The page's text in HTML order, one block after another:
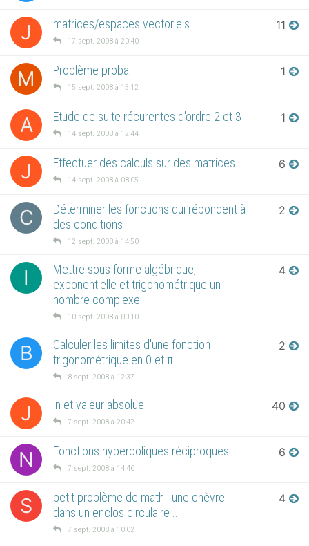
J matrices/espaces vectoriels
17 sept. 2008 à 20:40
11
M Problème proba
15 sept. 2008 à 15:12
1
A Etude de suite récurentes d'ordre 2 et 3
14 sept. 2008 à 12:44
1
J Effectuer des calculs sur des matrices
14 sept. 2008 à 08:05
6
C
Déterminer les fonctions qui répondent à
des conditions
12 sept. 2008 à 14:50
2
I
Mettre sous forme algébrique,
exponentielle et trigonométrique un
nombre complexe
10 sept. 2008 à 00:10
4
B
Calculer les limites d'une fonction
trigonométrique en 0 et π
8 sept. 2008 à 12:37
2
J ln et valeur absolue
7 sept. 2008 à 20:42
40
N Fonctions hyperboliques réciproques
7 sept. 2008 à 14:46
6
S
petit problème de math : une chèvre
dans un enclos circulaire ...
7 sept. 2008 à 10:02
4